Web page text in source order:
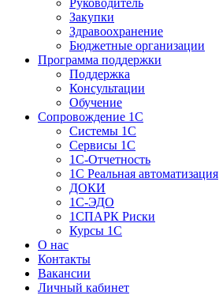
Руководитель
Закупки
Здравоохранение
Бюджетные организации
Программа поддержки
Поддержка
Консультации
Обучение
Сопровождение 1С
Системы 1С
Сервисы 1С
1C-Отчетность
1С Реальная автоматизация
ДОКИ
1C-ЭДО
1СПАРК Риски
Курсы 1С
О нас
Контакты
Вакансии
Личный кабинет